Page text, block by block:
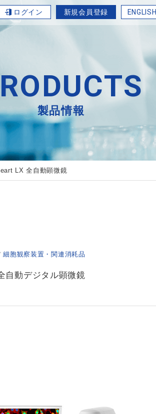
ENGLISH
ログイン 新規会員登録
製品情報
LX 全自動顕微鏡
細胞観察装置・関連消耗品
自動デジタル顕微鏡